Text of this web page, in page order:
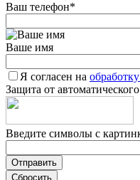
Ваш телефон*
Ваше имя
Я согласен на
Защита от
Введите символы с